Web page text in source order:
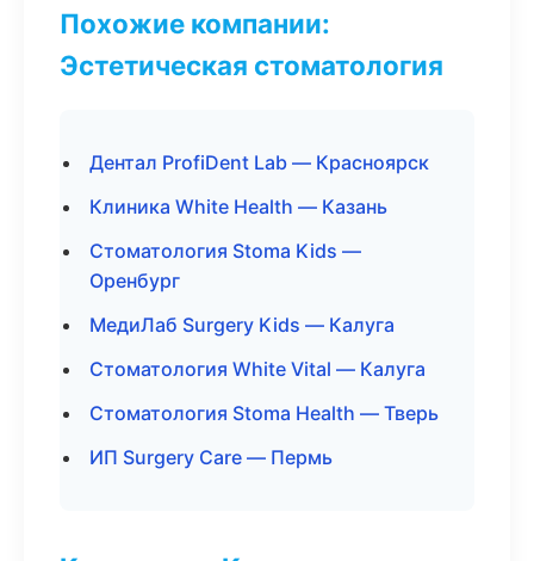
Похожие компании:
Эстетическая стоматология
Дентал ProfiDent Lab — Красноярск
Клиника White Health — Казань
Стоматология Stoma Kids —
Оренбург
МедиЛаб Surgery Kids — Калуга
Стоматология White Vital — Калуга
Стоматология Stoma Health — Тверь
ИП Surgery Care — Пермь